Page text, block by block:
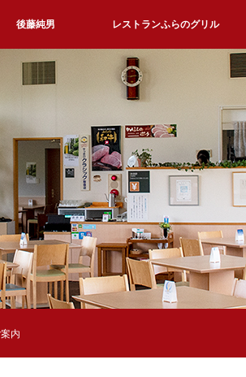
後藤純男 レストランふらのグリル
内